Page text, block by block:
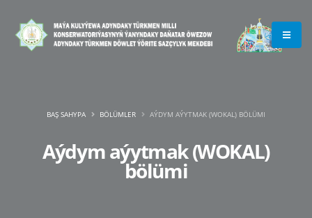
Aýdym aýytmak (WOKAL)
bölümi
BAŞ SAHYPA BÖLÜMLER AÝDYM AÝYTMAK (WOKAL) BÖLÜMI